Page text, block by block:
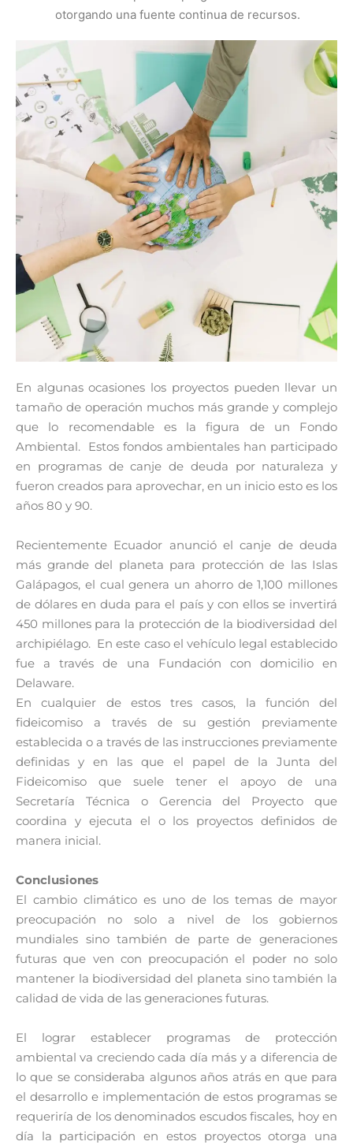
otorgando una fuente continua de recursos.
En algunas ocasiones los proyectos pueden llevar un
tamaño de operación muchos más grande y complejo
que lo recomendable es la figura de un Fondo
Ambiental. Estos fondos ambientales han participado
en programas de canje de deuda por naturaleza y
fueron creados para aprovechar, en un inicio esto es los
años 80 y 90.
Recientemente Ecuador anunció el canje de deuda
más grande del planeta para protección de las Islas
Galápagos, el cual genera un ahorro de 1,100 millones
de dólares en duda para el país y con ellos se invertirá
450 millones para la protección de la biodiversidad del
archipiélago. En este caso el vehículo legal establecido
fue a través de una Fundación con domicilio en
Delaware.
En cualquier de estos tres casos, la función del
fideicomiso a través de su gestión previamente
establecida o a través de las instrucciones previamente
definidas y en las que el papel de la Junta del
Fideicomiso que suele tener el apoyo de una
Secretaría Técnica o Gerencia del Proyecto que
coordina y ejecuta el o los proyectos definidos de
manera inicial.
Conclusiones
El cambio climático es uno de los temas de mayor
preocupación no solo a nivel de los gobiernos
mundiales sino también de parte de generaciones
futuras que ven con preocupación el poder no solo
mantener la biodiversidad del planeta sino también la
calidad de vida de las generaciones futuras.
El lograr establecer programas de protección
ambiental va creciendo cada día más y a diferencia de
lo que se consideraba algunos años atrás en que para
el desarrollo e implementación de estos programas se
requeriría de los denominados escudos fiscales, hoy en
día la participación en estos proyectos otorga una